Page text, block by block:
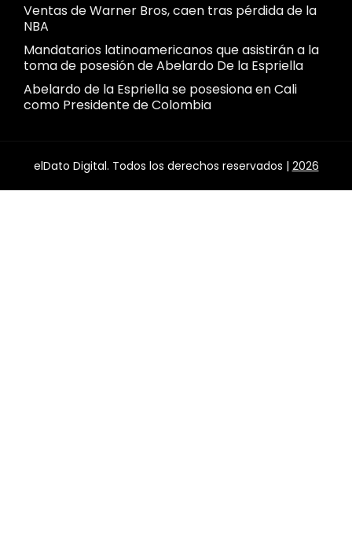
Ventas de Warner Bros, caen tras pérdida de la
NBA
Mandatarios latinoamericanos que asistirán a la
toma de posesión de Abelardo De la Espriella
Abelardo de la Espriella se posesiona en Cali
como Presidente de Colombia
elDato Digital. Todos los derechos reservados | 2026